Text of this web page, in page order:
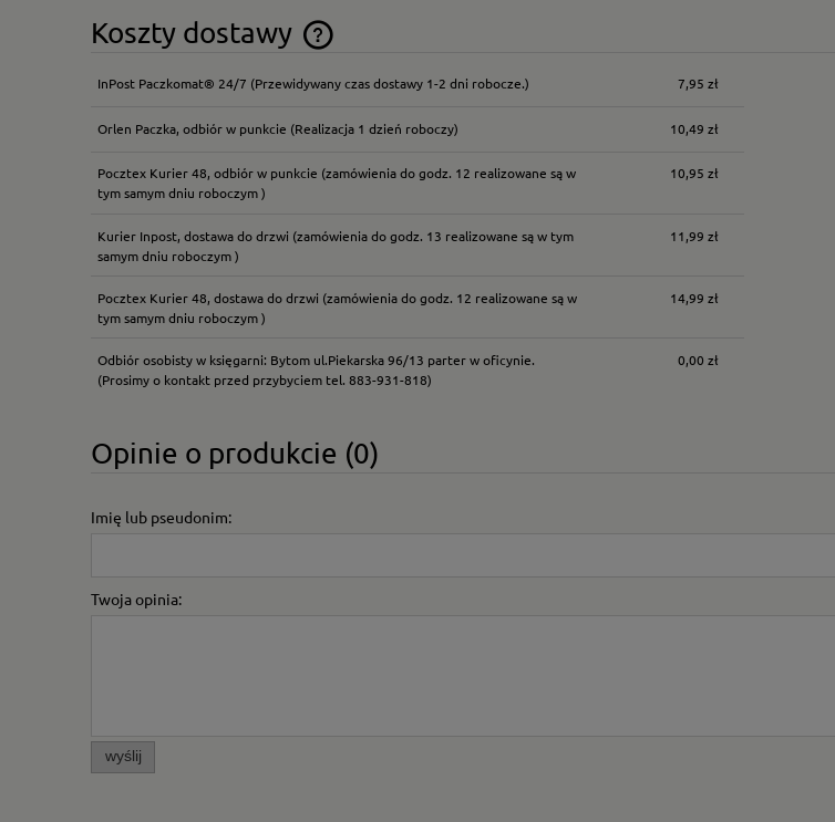
Koszty dostawy
Cena nie zawiera ewentualnych kosztów
InPost Paczkomat® 24/7 (Przewidywany czas dostawy 1-2 dni robocze.) 7,95 zł
Orlen Paczka, odbiór w punkcie (Realizacja 1 dzień roboczy) 10,49 zł
Pocztex Kurier 48, odbiór w punkcie (zamówienia do godz. 12 realizowane są w
tym samym dniu roboczym )
10,95 zł
Kurier Inpost, dostawa do drzwi (zamówienia do godz. 13 realizowane są w tym
samym dniu roboczym )
11,99 zł
Pocztex Kurier 48, dostawa do drzwi (zamówienia do godz. 12 realizowane są w
tym samym dniu roboczym )
14,99 zł
Odbiór osobisty w księgarni: Bytom ul.Piekarska 96/13 parter w oficynie.
(Prosimy o kontakt przed przybyciem tel. 883-931-818)
0,00 zł
Opinie o produkcie (0)
Imię lub pseudonim:
Twoja opinia:
wyślij